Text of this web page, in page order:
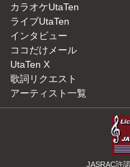
カラオケUtaTen
ライブUtaTen
インタビュー
ココだけメール
UtaTen X
歌詞リクエスト
アーティスト一覧
JASRAC許